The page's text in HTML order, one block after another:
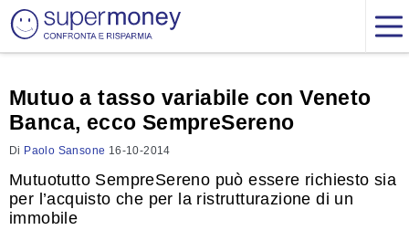
Mutuo a tasso variabile con Veneto
Banca, ecco SempreSereno
Di Paolo Sansone 16-10-2014
Mutuotutto SempreSereno può essere richiesto sia
per l’acquisto che per la ristrutturazione di un
immobile